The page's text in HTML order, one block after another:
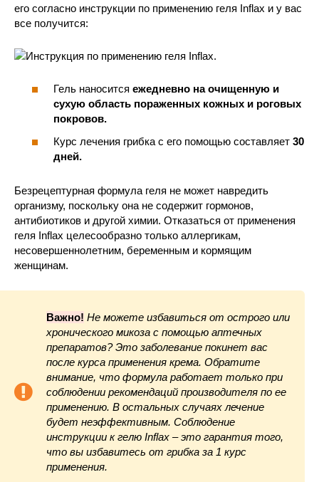
его согласно инструкции по применению геля Inflax и у вас
все получится:
Гель наносится ежедневно на очищенную и
сухую область пораженных кожных и роговых
покровов.
Курс лечения грибка с его помощью составляет 30
дней.
Безрецептурная формула геля не может навредить
организму, поскольку она не содержит гормонов,
антибиотиков и другой химии. Отказаться от применения
геля Inflax целесообразно только аллергикам,
несовершеннолетним, беременным и кормящим
женщинам.
Важно! Не можете избавиться от острого или
хронического микоза с помощью аптечных
препаратов? Это заболевание покинет вас
после курса применения крема. Обратите
внимание, что формула работает только при
соблюдении рекомендаций производителя по ее
применению. В остальных случаях лечение
будет неэффективным. Соблюдение
инструкции к гелю Inflax – это гарантия того,
что вы избавитесь от грибка за 1 курс
применения.